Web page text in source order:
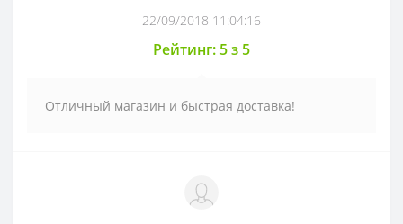
22/09/2018 11:04:16
Рейтинг: 5 з 5
Отличный магазин и быстрая доставка!